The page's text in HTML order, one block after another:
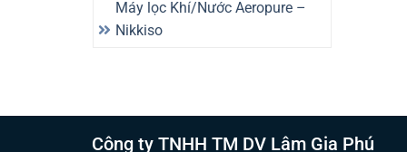
Máy lọc Khí/Nước Aeropure –
Nikkiso
Công ty TNHH TM DV Lâm Gia Phú